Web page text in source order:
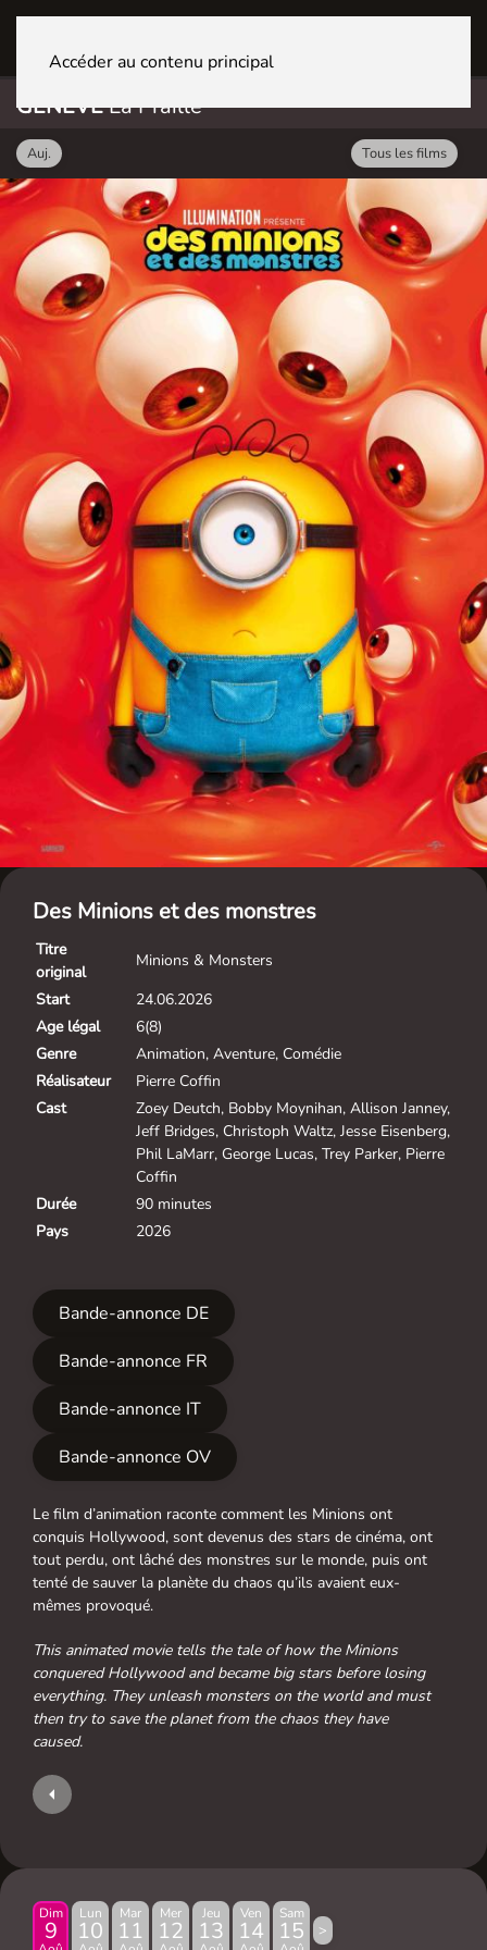
Accéder au contenu principal
GENÈVELa Praille
Auj. Tous les films
Des Minions et des monstres
Titre
original
Minions & Monsters
Start
24.06.2026
Age légal
6(8)
Genre
Animation, Aventure, Comédie
Réalisateur
Pierre Coffin
Cast
Zoey Deutch, Bobby Moynihan, Allison Janney,
Jeff Bridges, Christoph Waltz, Jesse Eisenberg,
Phil LaMarr, George Lucas, Trey Parker, Pierre
Coffin
Durée
90 minutes
Pays
2026
Bande-annonce DE
Bande-annonce FR
Bande-annonce IT
Bande-annonce OV
Le film d’animation raconte comment les Minions ont
conquis Hollywood, sont devenus des stars de cinéma, ont
tout perdu, ont lâché des monstres sur le monde, puis ont
tenté de sauver la planète du chaos qu’ils avaient eux-
mêmes provoqué.
This animated movie tells the tale of how the Minions
conquered Hollywood and became big stars before losing
everything. They unleash monsters on the world and must
then try to save the planet from the chaos they have
caused.
Dim
9
Lun
10
Mar
11
Mer
12
Jeu
13
Ven
14
Sam
15 >